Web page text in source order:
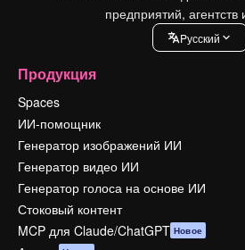
предприятий, агентств
Pусский
Продукция
Spaces
ИИ-помощник
Генератор изображений ИИ
Генератор видео ИИ
Генератор голоса на основе ИИ
Стоковый контент
MCP для Claude/ChatGPT Новое